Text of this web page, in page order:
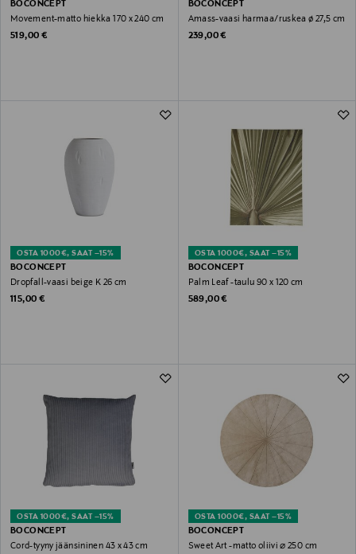
BOCONCEPT
Movement-matto hiekka 170 x 240 cm
Original Price
519,00 €
BOCONCEPT
Amass-vaasi harmaa/ruskea ø 27,5 cm
Original Price
239,00 €
OSTA 1000€, SAAT –15%
BOCONCEPT
Dropfall-vaasi beige K 26 cm
Original Price
115,00 €
OSTA 1000€, SAAT –15%
BOCONCEPT
Palm Leaf -taulu 90 x 120 cm
Original Price
589,00 €
OSTA 1000€, SAAT –15%
BOCONCEPT
Cord-tyyny jäänsininen 43 x 43 cm
OSTA 1000€, SAAT –15%
BOCONCEPT
Sweet Art -matto oliivi ⌀ 250 cm